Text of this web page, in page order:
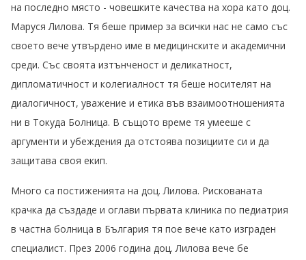
на последно място - човешките качества на хора като доц.
Маруся Лилова. Тя беше пример за всички нас не само със
своето вече утвърдено име в медицинските и академични
среди. Със своята изтънченост и деликатност,
дипломатичност и колегиалност тя беше носителят на
диалогичност, уважение и етика във взаимоотношенията
ни в Токуда Болница. В същото време тя умееше с
аргументи и убеждения да отстоява позициите си и да
защитава своя екип.
Много са постиженията на доц. Лилова. Рискованата
крачка да създаде и оглави първата клиника по педиатрия
в частна болница в България тя пое вече като изграден
специалист. През 2006 година доц. Лилова вече бе